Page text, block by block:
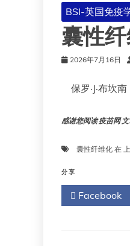
BSI-英国免疫
囊性
2026年7月16日
保罗·J·布坎
感谢您阅读 疫苗网
囊性纤维化 在 囊
维
中
分享
Facebook